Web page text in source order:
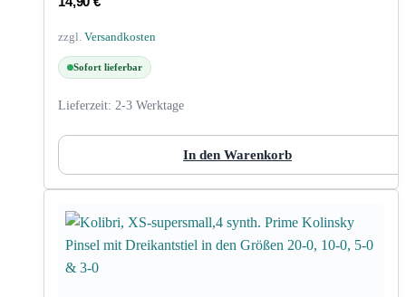
zzgl. Versandkosten
Sofort lieferbar
Lieferzeit: 2-3 Werktage
In den Warenkorb